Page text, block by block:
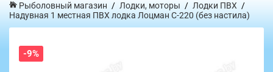
Рыболовный магазин Лодки, моторы
Лодки ПВХ
Надувная 1 местная ПВХ лодка Лоцман С-220 (без настила)
-9%